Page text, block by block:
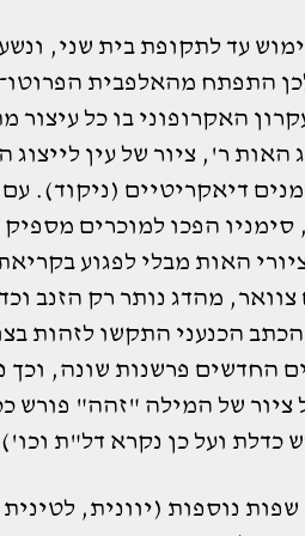
עד לתקופת בית שני,
התפתח מהאלפבית
האקרופוני בו כל עיצור
האות ר', ציור של עין לייצוג
דיאקריטיים (ניקוד). עם
הפכו למוכרים מספיק
האות מבלי לפגוע
מהדג נותר רק הזנב
הכנעני התקשו לזהות
החדשים פרשנות שונה, וכך
ציור של המילה "זהה" פורש
כדלת ועל כן נקרא דל"ת
נוספות (יוונית,